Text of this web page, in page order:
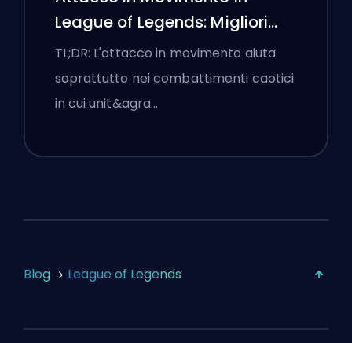
League of Legends: Migliori
Impostazioni
TL;DR: L'attacco in movimento aiuta
soprattutto nei combattimenti caotici
in cui unit&agra…
Blog League of Legends